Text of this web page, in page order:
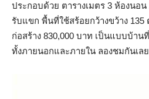
ประกอบด้วย ตารางเมตร 3 ห้องนอน
รับแขก พื้นที่ใช้สร้อยกว้างขว้าง
ก่อสร้าง 830,000 บาท เป็นแบบบ้าน
ทั้งภายนอกและภายใน ลองชมกันเล